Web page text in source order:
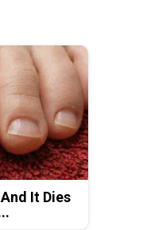
It Dies